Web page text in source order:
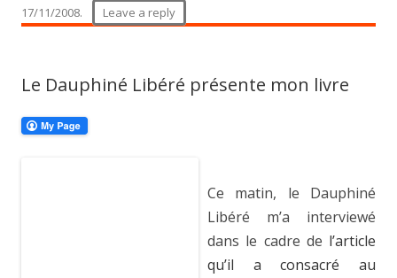
17/11/2008. Leave a reply
Le Dauphiné Libéré présente mon livre
Ce matin, le Dauphiné
Libéré m’a interviewé
dans le cadre de l’article
qu’il a consacré au